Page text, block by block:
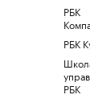
РБК
РБК
РБК